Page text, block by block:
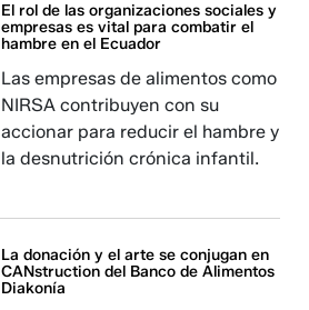
El rol de las organizaciones sociales y
empresas es vital para combatir el
hambre en el Ecuador
Las empresas de alimentos como
NIRSA contribuyen con su
accionar para reducir el hambre y
la desnutrición crónica infantil.
La donación y el arte se conjugan en
CANstruction del Banco de Alimentos
Diakonía